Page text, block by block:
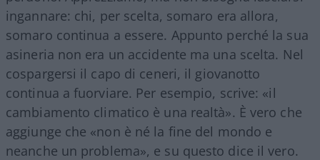
ingannare: chi, per scelta, somaro era allora,
somaro continua a essere. Appunto perché la sua
asineria non era un accidente ma una scelta. Nel
cospargersi il capo di ceneri, il giovanotto
continua a fuorviare. Per esempio, scrive: «il
cambiamento climatico è una realtà». È vero che
aggiunge che «non è né la fine del mondo e
neanche un problema», e su questo dice il vero.